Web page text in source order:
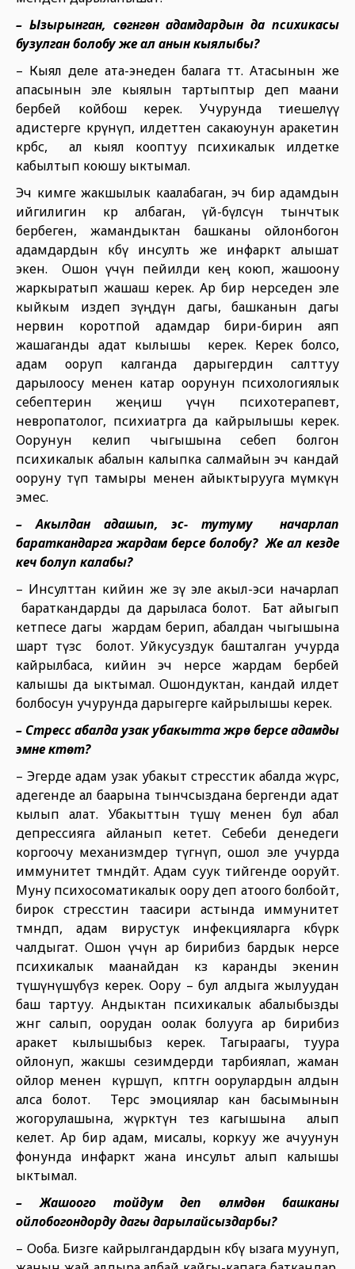
– Ызырынган, сөгүнгөн адамдардын да психикасы
бузулган болобу же ал анын кыялыбы?
– Кыял деле ата-энеден балага өтөт. Атасынын же
апасынын эле кыялын тартыптыр деп маани
бербей койбош керек. Учурунда тиешелүү
адистерге көрүнүп, илдеттен сакаюунун аракетин
көрбөсө, ал кыял кооптуу психикалык илдетке
кабылтып коюшу ыктымал.
Эч кимге жакшылык каалабаган, эч бир адамдын
ийгилигин көрө албаган, үй-бүлөсүнө тынчтык
бербеген, жамандыктан башканы ойлонбогон
адамдардын көбү инсулть же инфаркт алышат
экен. Ошон үчүн пейилди кең коюп, жашоону
жаркыратып жашаш керек. Ар бир нерседен эле
кыйкым издеп өзүңдүн дагы, башканын дагы
нервин коротпой адамдар бири-бирин аяп
жашаганды адат кылышы керек. Керек болсо,
адам ооруп калганда дарыгердин салттуу
дарылоосу менен катар оорунун психологиялык
себептерин жеңиш үчүн психотерапевт,
невропатолог, психиатрга да кайрылышы керек.
Оорунун келип чыгышына себеп болгон
психикалык абалын калыпка салмайын эч кандай
ооруну түп тамыры менен айыктырууга мүмкүн
эмес.
– Акылдан адашып, эс- тутуму начарлап
бараткандарга жардам берсе болобу? Же ал кезде
кеч болуп калабы?
– Инсулттан кийин же өзү эле акыл-эси начарлап
бараткандарды да дарыласа болот. Бат айыгып
кетпесе дагы жардам берип, абалдан чыгышына
шарт түзсө болот. Уйкусуздук башталган учурда
кайрылбаса, кийин эч нерсе жардам бербей
калышы да ыктымал. Ошондуктан, кандай илдет
болбосун учурунда дарыгерге кайрылышы керек.
– Стресс абалда узак убакытта жүрө берсе адамды
эмне күтөт?
– Эгерде адам узак убакыт стресстик абалда жүрсө,
адегенде ал баарына тынчсыздана бергенди адат
кылып алат. Убакыттын өтүшү менен бул абал
депрессияга айланып кетет. Себеби денедеги
коргоочу механизмдер түгөнүп, ошол эле учурда
иммунитет төмөндөйт. Адам суук тийгенде ооруйт.
Муну психосоматикалык оору деп атоого болбойт,
бирок стресстин таасири астында иммунитет
төмөндөп, адам вирустук инфекцияларга көбүрөөк
чалдыгат. Ошон үчүн ар бирибиз бардык нерсе
психикалык маанайдан көз каранды экенин
түшүнүшүбүз керек. Оору – бул алдыга жылуудан
баш тартуу. Андыктан психикалык абалыбызды
жөнгө салып, оорудан оолак болууга ар бирибиз
аракет кылышыбыз керек. Тагыраагы, туура
ойлонуп, жакшы сезимдерди тарбиялап, жаман
ойлор менен күрөшүп, көптөгөн оорулардын алдын
алса болот. Терс эмоциялар кан басымынын
жогорулашына, жүрөктүн тез кагышына алып
келет. Ар бир адам, мисалы, коркуу же ачуунун
фонунда инфаркт жана инсульт алып калышы
ыктымал.
– Жашоого тойдум деп өлүмдөн башканы
ойлобогондорду дагы дарылайсыздарбы?
– Ооба. Бизге кайрылгандардын көбү ызага муунуп,